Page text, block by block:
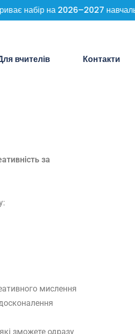
набір на 2026–2027
вчителів Контакти
за
мислення
зможете одразу